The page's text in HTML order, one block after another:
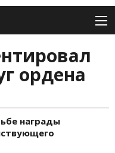
ордена
награды